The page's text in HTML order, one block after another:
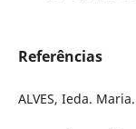
Referências
ALVES, Ieda.